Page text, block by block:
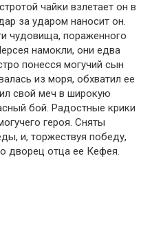
чайки взлетает он в
за ударом наносит он.
чудовища, пораженного
намокли, они едва
понесся могучий сын
из моря, обхватил ее
свой меч в широкую
бой. Радостные крики
героя. Сняты
и, торжествуя победу,
дворец отца ее Кефея.